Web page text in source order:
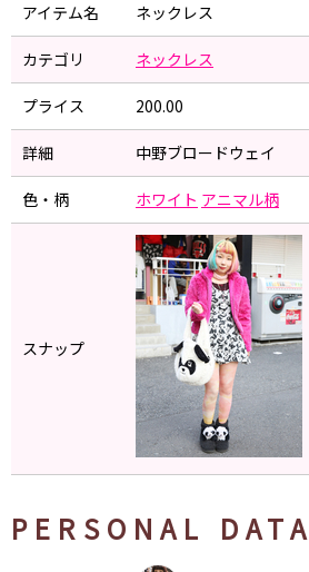
アイテム名 ネックレス
カテゴリ ネックレス
プライス 200.00
詳細 中野ブロードウェイ
色・柄 ホワイト アニマル柄
スナップ
PERSONAL DATA